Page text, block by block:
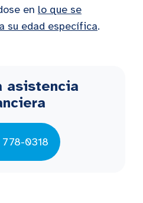
en lo que se
su edad específica.
asistencia
0318